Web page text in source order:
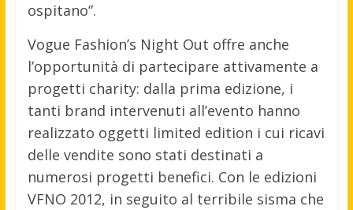
ospitano”.
Vogue Fashion’s Night Out offre anche
l’opportunità di partecipare attivamente a
progetti charity: dalla prima edizione, i
tanti brand intervenuti all’evento hanno
realizzato oggetti limited edition i cui ricavi
delle vendite sono stati destinati a
numerosi progetti benefici. Con le edizioni
VFNO 2012, in seguito al terribile sisma che